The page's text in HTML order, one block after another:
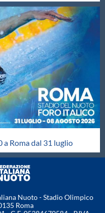
a Roma dal 31 luglio
Nuoto - Stadio Olimpico
Roma